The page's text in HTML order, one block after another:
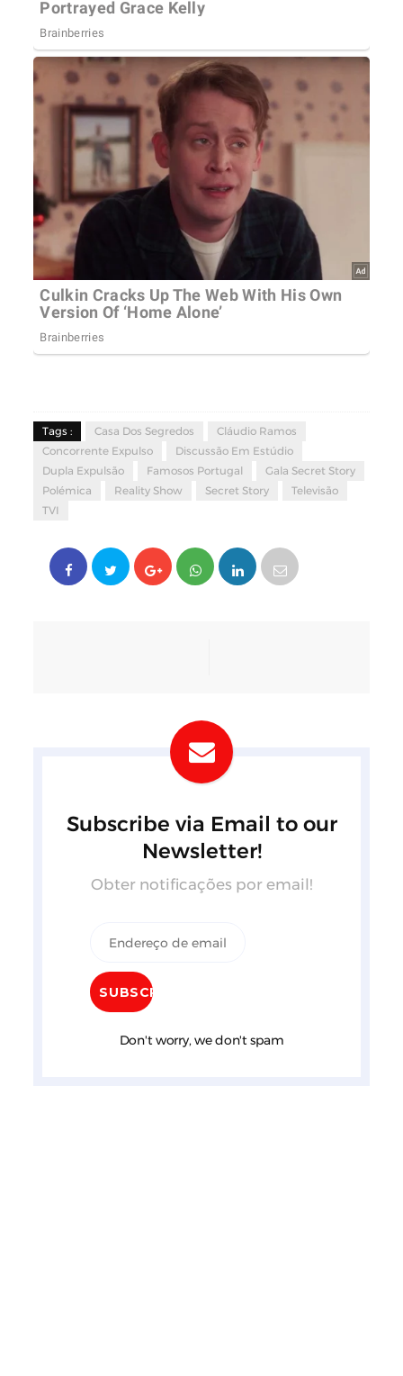
Tags : Casa Dos Segredos
Cláudio Ramos
Concorrente Expulso
Discussão Em Estúdio
Dupla Expulsão
Famosos Portugal
Gala Secret Story
Polémica
Reality Show Secret Story
Televisão
TVI
Subscribe via Email to our
Newsletter!
Obter notificações por email!
Don't worry, we don't spam